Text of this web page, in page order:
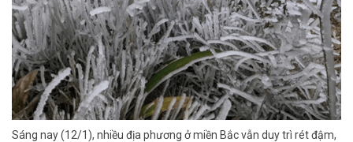
Sáng nay (12/1), nhiều địa phương ở miền Bắc vẫn duy trì rét đậm,